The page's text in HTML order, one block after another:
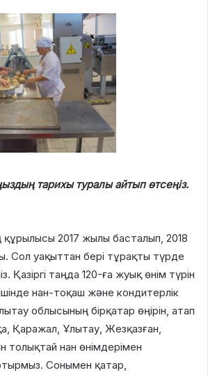
тарихы туралы айтып өтсеңіз.
құрылысы 2017 жылы басталып, 2018
Сол уақыттан бері тұрақты түрде
Қазіргі таңда 120-ға жуық өнім түрін
нан-тоқаш және кондитерлік
облысының бірқатар өңірін, атап
Қаражал, Ұлытау, Жезқазған,
толықтай нан өнімдерімен
Сонымен қатар,